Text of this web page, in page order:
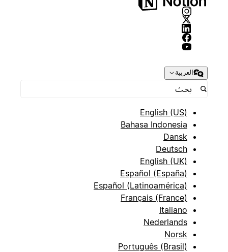
العربية
English (US)
Bahasa Indonesia
Dansk
Deutsch
English (UK)
Español (España)
Español (Latinoamérica)
Français (France)
Italiano
Nederlands
Norsk
Português (Brasil)